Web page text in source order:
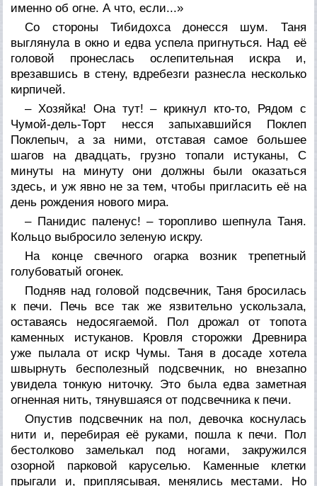
именно об огне. А что, если...»
Со стороны Тибидохса донесся шум. Таня
выглянула в окно и едва успела пригнуться. Над её
головой пронеслась ослепительная искра и,
врезавшись в стену, вдребезги разнесла несколько
кирпичей.
– Хозяйка! Она тут! – крикнул кто-то, Рядом с
Чумой-дель-Торт несся запыхавшийся Поклеп
Поклепыч, а за ними, отставая самое большее
шагов на двадцать, грузно топали истуканы, С
минуты на минуту они должны были оказаться
здесь, и уж явно не за тем, чтобы пригласить её на
день рождения нового мира.
– Панидис паленус! – торопливо шепнула Таня.
Кольцо выбросило зеленую искру.
На конце свечного огарка возник трепетный
голубоватый огонек.
Подняв над головой подсвечник, Таня бросилась
к печи. Печь все так же язвительно ускользала,
оставаясь недосягаемой. Пол дрожал от топота
каменных истуканов. Кровля сторожки Древнира
уже пылала от искр Чумы. Таня в досаде хотела
швырнуть бесполезный подсвечник, но внезапно
увидела тонкую ниточку. Это была едва заметная
огненная нить, тянувшаяся от подсвечника к печи.
Опустив подсвечник на пол, девочка коснулась
нити и, перебирая её руками, пошла к печи. Пол
бестолково замелькал под ногами, закружился
озорной парковой каруселью. Каменные клетки
прыгали и, приплясывая, менялись местами. Но